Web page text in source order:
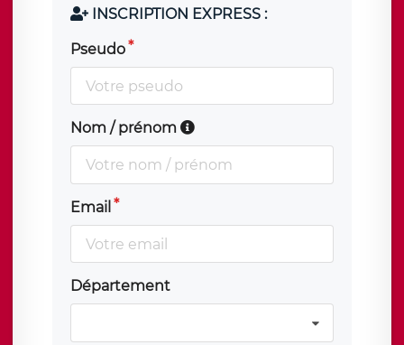
INSCRIPTION EXPRESS :
Pseudo
Nom / prénom
Email
Département